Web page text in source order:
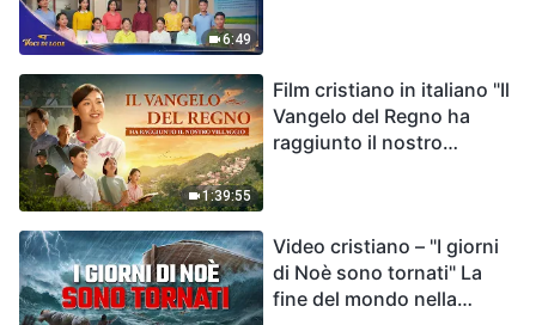
6:49
1:39:55
Film cristiano in italiano "Il
Vangelo del Regno ha
raggiunto il nostro
Video cristiano – "I giorni
di Noè sono tornati" La
fine del mondo nella